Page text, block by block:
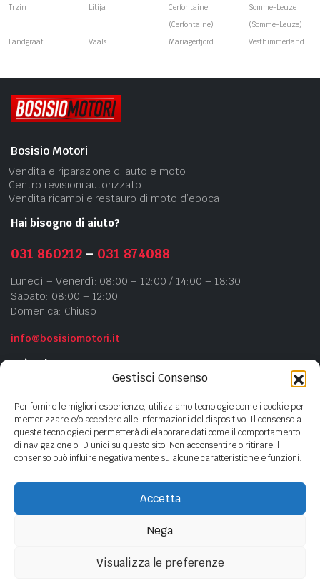
Gestisci Consenso
Per fornire le migliori esperienze, utilizziamo tecnologie come i cookie per
memorizzare e/o accedere alle informazioni del dispositivo. Il consenso a
queste tecnologie ci permetterà di elaborare dati come il comportamento
di navigazione o ID unici su questo sito. Non acconsentire o ritirare il
consenso può influire negativamente su alcune caratteristiche e funzioni.
Accetta
Nega
Visualizza le preferenze
Trzin Litija
Cerfontaine
(Cerfontaine)
Somme-Leuze
(Somme-Leuze)
Landgraaf
Vaals Mariagerfjord Vesthimmerland
Bosisio Motori
Vendita e riparazione di auto e moto
Centro revisioni autorizzato
Vendita ricambi e restauro di moto d’epoca
Hai bisogno di aiuto?
031 860212– 031 874088
Lunedì – Venerdì: 08:00 – 12:00 / 14:00 – 18:30
Sabato: 08:00 – 12:00
Domenica: Chiuso
info@bosisiomotori.it
Azienda
Contatti
Privacy Policy
Cookie Policy
Copyright ©2023- BOSISIO MOTORI s.n.c di Bosisio F.lli - P.Iva